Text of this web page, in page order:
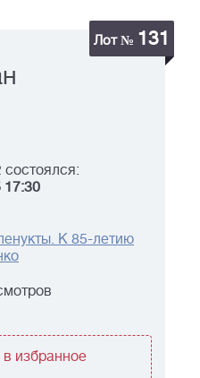
Лот № 131
17:30
К 85-летию
избранное